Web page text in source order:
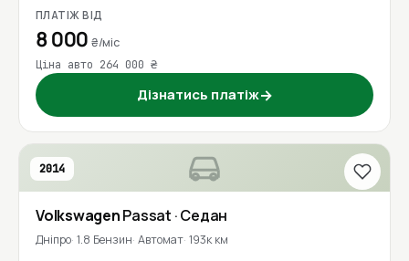
ПЛАТІЖ ВІД
8 000₴/міс
Ціна авто 264 000 ₴
Дізнатись платіж→
2014
VolkswagenPassat · Седан
Дніпро 1.8 Бензин Автомат 193к км